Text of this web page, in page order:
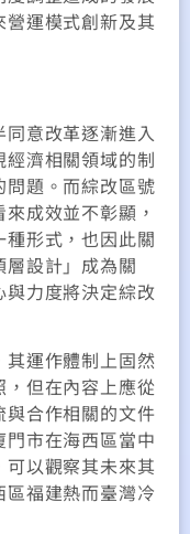
運模式創新及其
意改革逐漸進入
濟相關領域的制
題。而綜改區號
成效並不彰顯，
形式，也因此關
設計」成為關
力度將決定綜改
運作體制上固然
但在內容上應從
合作相關的文件
市在海西區當中
以觀察其未來其
福建熱而臺灣冷